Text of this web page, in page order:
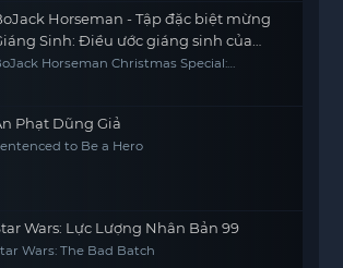
Horseman - Tập đặc biệt mừng
Sinh: Điều ước giáng sinh của
Horseman Christmas Special:
Phạt Dũng Giả
to Be a Hero
Wars: Lực Lượng Nhân Bản 99
Wars: The Bad Batch